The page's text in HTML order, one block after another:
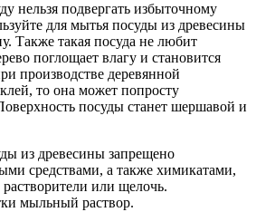
подвергать избыточному
для мытья посуды из древесины
Также такая посуда не любит
поглощает влагу и становится
производстве деревянной
то она может попросту
посуды станет шершавой и
из древесины запрещено
средствами, а также химикатами,
или щелочь.
мыльный раствор.